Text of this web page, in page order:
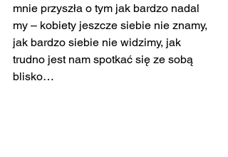
mnie przyszła o tym jak bardzo nadal
my – kobiety jeszcze siebie nie znamy,
jak bardzo siebie nie widzimy, jak
trudno jest nam spotkać się ze sobą
blisko…